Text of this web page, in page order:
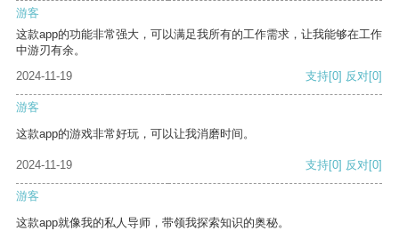
游客
这款app的功能非常强大，可以满足我所有的工作需求，让我能够在工作
中游刃有余。
2024-11-19
支持[0] 反对[0]
游客
这款app的游戏非常好玩，可以让我消磨时间。
2024-11-19 支持[0] 反对[0]
游客
这款app就像我的私人导师，带领我探索知识的奥秘。